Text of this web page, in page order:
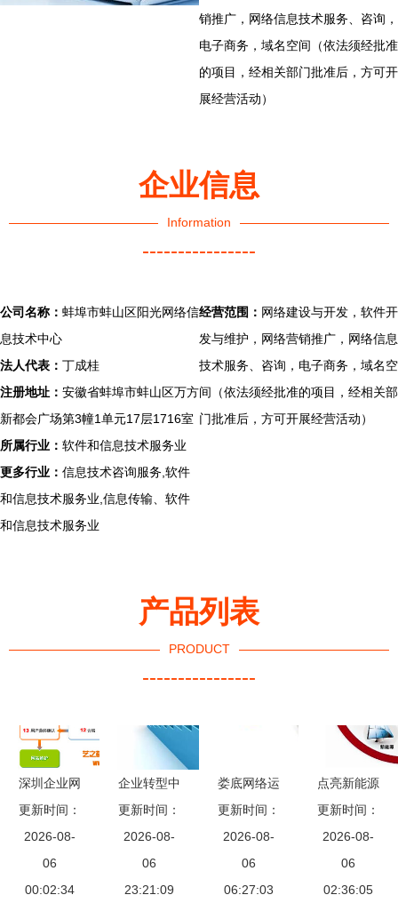
销推广，网络信息技术服务、咨询，
电子商务，域名空间（依法须经批准
的项目，经相关部门批准后，方可开
展经营活动）
企业信息
Information
----------------
公司名称： 蚌埠市蚌山区阳光网络信
息技术中心
法人代表： 丁成桂
注册地址： 安徽省蚌埠市蚌山区万方
新都会广场第3幢1单元17层1716室
所属行业： 软件和信息技术服务业
更多行业： 信息技术咨询服务,软件
和信息技术服务业,信息传输、软件
和信息技术服务业
经营范围： 网络建设与开发，软件开
发与维护，网络营销推广，网络信息
技术服务、咨询，电子商务，域名空
间（依法须经批准的项目，经相关部
门批准后，方可开展经营活动）
产品列表
PRODUCT
----------------
深圳企业网
站建设流程
详解 从需
求分析到上
线维护，覆
更新时间：
2026-08-
06
00:02:34
企业转型中
的写字楼时
代 网络建
设与开发的
核心驱动力
更新时间：
2026-08-
06
23:21:09
娄底网络运
营的策略与
建设开发指
南
更新时间：
2026-08-
06
06:27:03
点亮新能源
之光——聚
焦市开发区
战略性新兴
产业基地建
更新时间：
2026-08-
06
02:36:05